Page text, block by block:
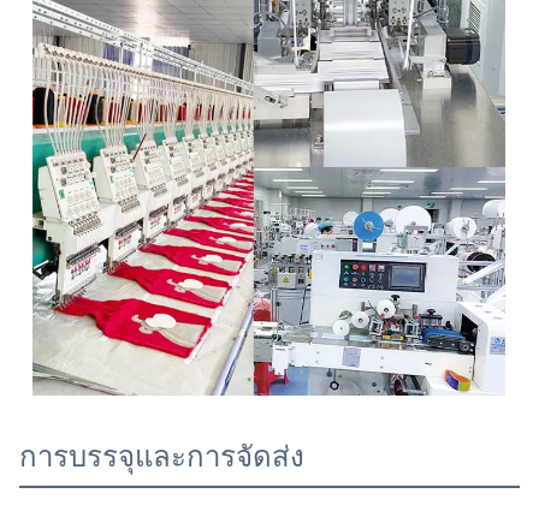
การบรรจุและการจัดส่ง